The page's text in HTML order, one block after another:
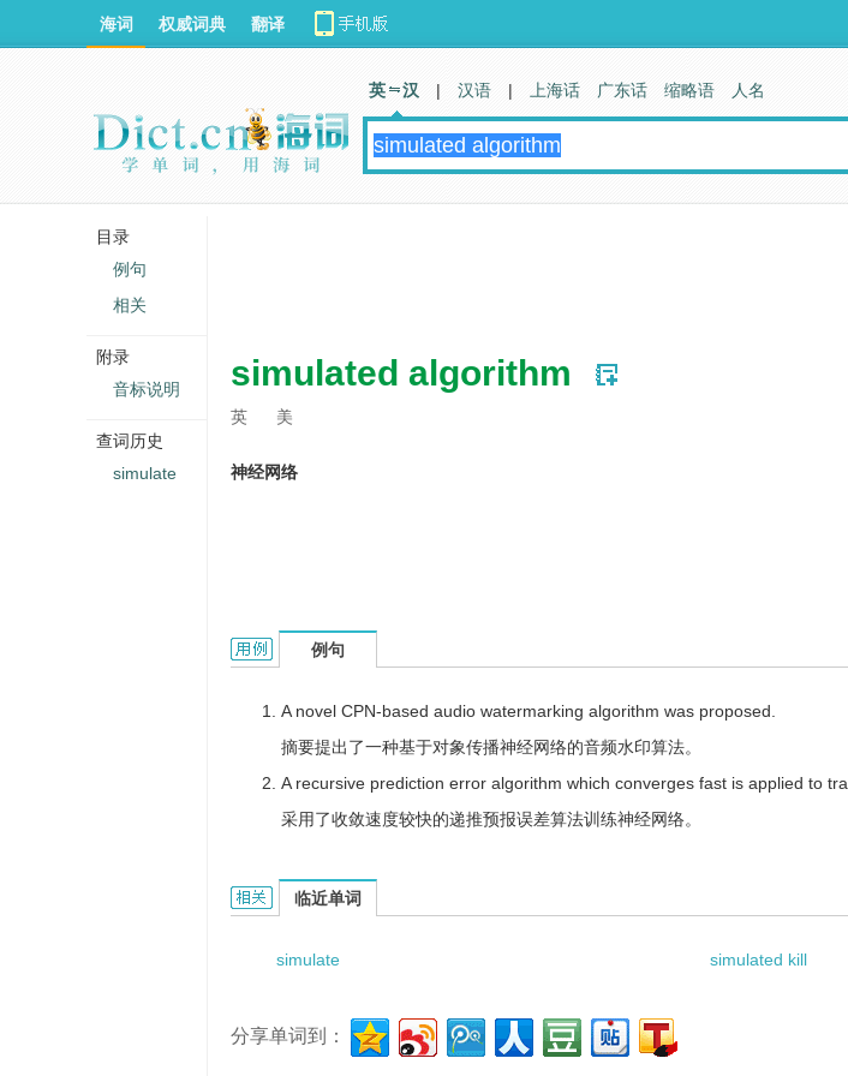
simulated algorithm
英 美
神经网络
simulated algorithm的用法和样例：
例句
A novel CPN-based audio watermarking algorithm was proposed.
摘要提出了一种基于对象传播神经网络的音频水印算法。
A recursive prediction error algorithm which converges fast is applied to tra.
采用了收敛速度较快的递推预报误差算法训练神经网络。
simulated algorithm的相关资料：
临近单词
simulate simulated kill
分享单词到：
海词 权威词典 翻译
英 汉 | 汉语 | 上海话 广东话 缩略语 人名
目录
例句
相关
附录
音标说明
查词历史
simulate